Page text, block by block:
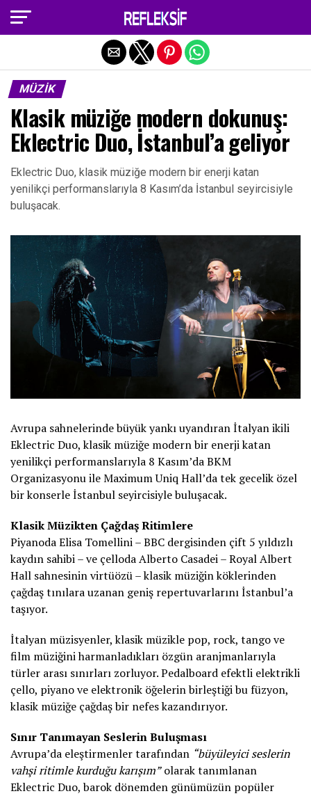
MÜZIK
Klasik müziğe modern dokunuş:
Eklectric Duo, İstanbul’a geliyor
Eklectric Duo, klasik müziğe modern bir enerji katan
yenilikçi performanslarıyla 8 Kasım’da İstanbul seyircisiyle
buluşacak.
Avrupa sahnelerinde büyük yankı uyandıran İtalyan ikili
Eklectric Duo, klasik müziğe modern bir enerji katan
yenilikçi performanslarıyla 8 Kasım’da BKM
Organizasyonu ile Maximum Uniq Hall’da tek gecelik özel
bir konserle İstanbul seyircisiyle buluşacak.
Klasik Müzikten Çağdaş Ritimlere
Piyanoda Elisa Tomellini – BBC dergisinden çift 5 yıldızlı
kaydın sahibi – ve çelloda Alberto Casadei – Royal Albert
Hall sahnesinin virtüözü – klasik müziğin köklerinden
çağdaş tınılara uzanan geniş repertuvarlarını İstanbul’a
taşıyor.
İtalyan müzisyenler, klasik müzikle pop, rock, tango ve
film müziğini harmanladıkları özgün aranjmanlarıyla
türler arası sınırları zorluyor. Pedalboard efektli elektrikli
çello, piyano ve elektronik öğelerin birleştiği bu füzyon,
klasik müziğe çağdaş bir nefes kazandırıyor.
Sınır Tanımayan Seslerin Buluşması
Avrupa’da eleştirmenler tarafından “büyüleyici seslerin
vahşi ritimle kurduğu karışım”olarak tanımlanan
Eklectric Duo, barok dönemden günümüzün popüler
Exit mobile version